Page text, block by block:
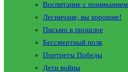
Воспитание с пониманием
Лесничане, вы хорошие!
Письмо в прошлое
Бессмертный полк
Портреты Победы
Дети войны